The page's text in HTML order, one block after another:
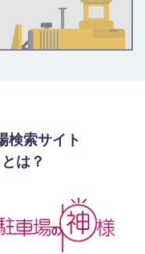
検索サイト
は？